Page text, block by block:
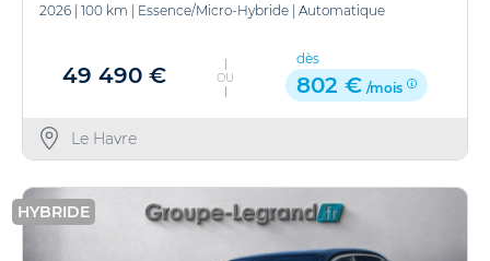
2026 100 km Essence/Micro-Hybride Automatique
49 490 € OU
dès
802 € /mois
Le Havre
HYBRIDE